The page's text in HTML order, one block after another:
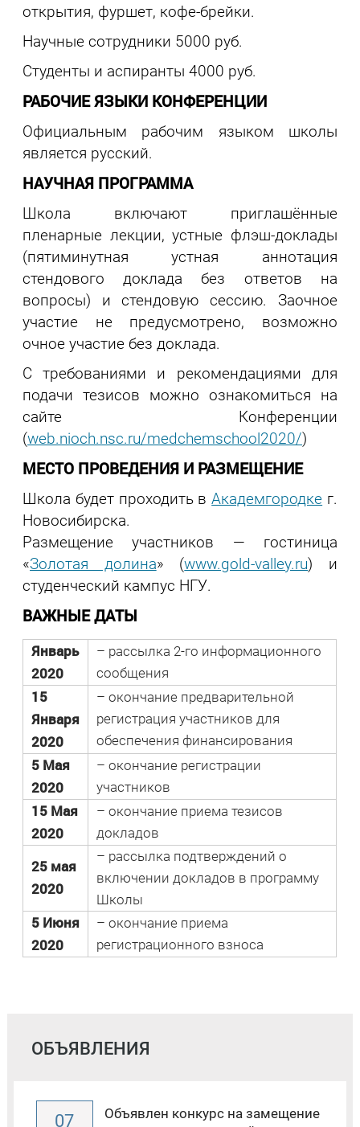
открытия, фуршет, кофе-брейки.
Научные сотрудники 5000 руб.
Студенты и аспиранты 4000 руб.
РАБОЧИЕ ЯЗЫКИ КОНФЕРЕНЦИИ
Официальным рабочим языком школы
является русский.
НАУЧНАЯ ПРОГРАММА
Школа включают приглашённые
пленарные лекции, устные флэш-доклады
(пятиминутная устная аннотация
стендового доклада без ответов на
вопросы) и стендовую сессию. Заочное
участие не предусмотрено, возможно
очное участие без доклада.
С требованиями и рекомендациями для
подачи тезисов можно ознакомиться на
сайте Конференции
(web.nioch.nsc.ru/medchemschool2020/)
МЕСТО ПРОВЕДЕНИЯ И РАЗМЕЩЕНИЕ
Школа будет проходить вАкадемгородке г.
Новосибирска.
Размещение участников — гостиница
«Золотая долина» (www.gold-valley.ru) и
студенческий кампус НГУ.
ВАЖНЫЕ ДАТЫ
Январь
2020
– рассылка 2-го информационного
сообщения
15
Января
2020
– окончание предварительной
регистрация участников для
обеспечения финансирования
5 Мая
2020
– окончание регистрации
участников
15 Мая
2020
– окончание приема тезисов
докладов
25 мая
2020
– рассылка подтверждений о
включении докладов в программу
Школы
5 Июня
2020
– окончание приема
регистрационного взноса
ОБЪЯВЛЕНИЯ
07
Объявлен конкурс на замещение